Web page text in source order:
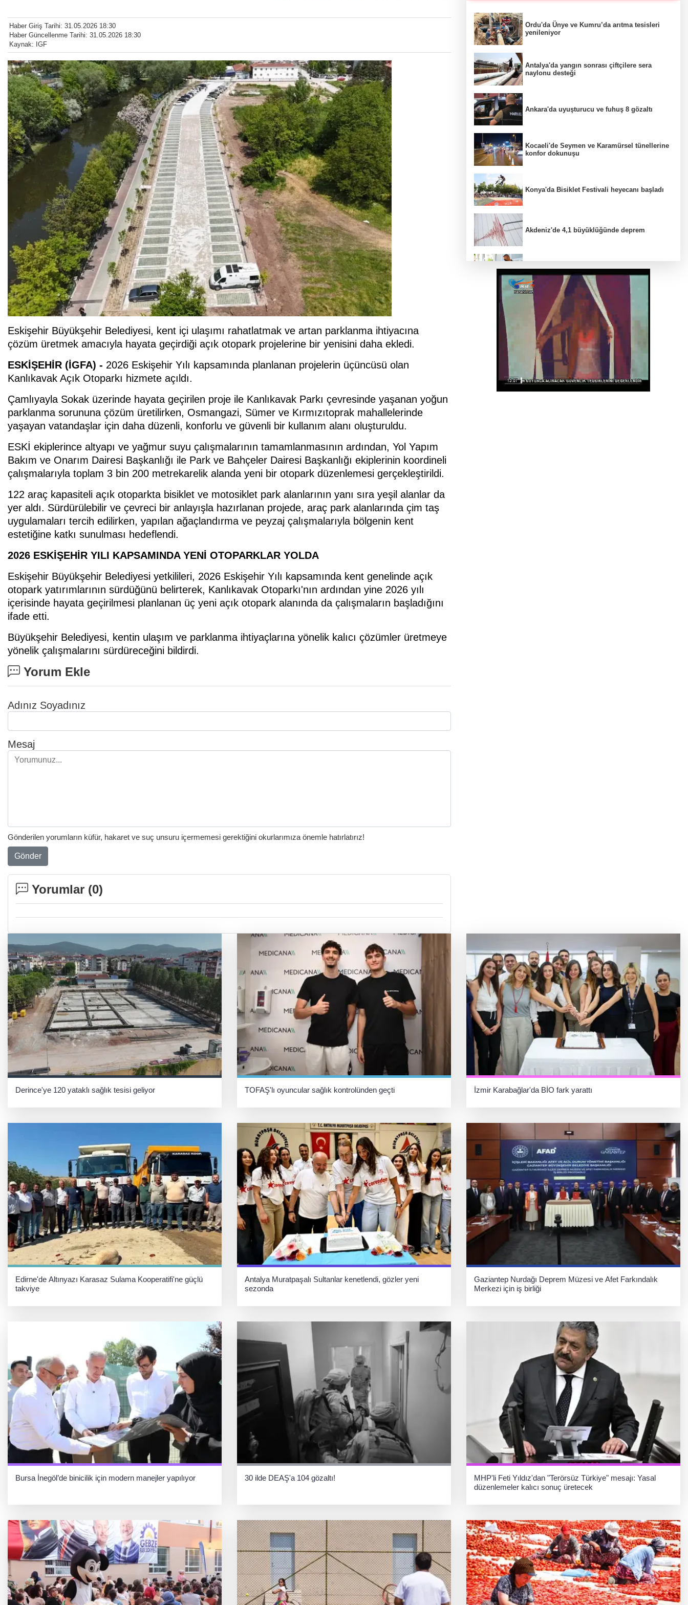
Haber Giriş Tarihi: 31.05.2026 18:30
Haber Güncellenme Tarihi: 31.05.2026 18:30
Kaynak: IGF
Eskişehir Büyükşehir Belediyesi, kent içi ulaşımı rahatlatmak ve artan parklanma ihtiyacına
çözüm üretmek amacıyla hayata geçirdiği açık otopark projelerine bir yenisini daha ekledi.
ESKİŞEHİR (İGFA) - 2026 Eskişehir Yılı kapsamında planlanan projelerin üçüncüsü olan
Kanlıkavak Açık Otoparkı hizmete açıldı.
Çamlıyayla Sokak üzerinde hayata geçirilen proje ile Kanlıkavak Parkı çevresinde yaşanan yoğun
parklanma sorununa çözüm üretilirken, Osmangazi, Sümer ve Kırmızıtoprak mahallelerinde
yaşayan vatandaşlar için daha düzenli, konforlu ve güvenli bir kullanım alanı oluşturuldu.
ESKİ ekiplerince altyapı ve yağmur suyu çalışmalarının tamamlanmasının ardından, Yol Yapım
Bakım ve Onarım Dairesi Başkanlığı ile Park ve Bahçeler Dairesi Başkanlığı ekiplerinin koordineli
çalışmalarıyla toplam 3 bin 200 metrekarelik alanda yeni bir otopark düzenlemesi gerçekleştirildi.
122 araç kapasiteli açık otoparkta bisiklet ve motosiklet park alanlarının yanı sıra yeşil alanlar da
yer aldı. Sürdürülebilir ve çevreci bir anlayışla hazırlanan projede, araç park alanlarında çim taş
uygulamaları tercih edilirken, yapılan ağaçlandırma ve peyzaj çalışmalarıyla bölgenin kent
estetiğine katkı sunulması hedeflendi.
2026 ESKİŞEHİR YILI KAPSAMINDA YENİ OTOPARKLAR YOLDA
Eskişehir Büyükşehir Belediyesi yetkilileri, 2026 Eskişehir Yılı kapsamında kent genelinde açık
otopark yatırımlarının sürdüğünü belirterek, Kanlıkavak Otoparkı'nın ardından yine 2026 yılı
içerisinde hayata geçirilmesi planlanan üç yeni açık otopark alanında da çalışmaların başladığını
ifade etti.
Büyükşehir Belediyesi, kentin ulaşım ve parklanma ihtiyaçlarına yönelik kalıcı çözümler üretmeye
yönelik çalışmalarını sürdüreceğini bildirdi.
Yorum Ekle
Adınız Soyadınız
Mesaj
Gönderilen yorumların küfür, hakaret ve suç unsuru içermemesi gerektiğini okurlarımıza önemle hatırlatırız!
Gönder
Yorumlar (0)
Ordu'da Ünye ve Kumru’da arıtma tesisleri
yenileniyor
Antalya'da yangın sonrası çiftçilere sera
naylonu desteği
Ankara'da uyuşturucu ve fuhuş 8 gözaltı
Kocaeli'de Seymen ve Karamürsel tünellerine
konfor dokunuşu
Konya'da Bisiklet Festivali heyecanı başladı
Akdeniz'de 4,1 büyüklüğünde deprem
ikram desteği
Bursa'da Aslı Hünel’den 'Açıkhava’da müzik
ziyafeti
Bursa Yıldırım'da çocuklar hem öğreniyor
hem eğleniyor
Bursa ekonomisinde tarihi dönüşüm hamlesi
resmen başladı... TEKNOSAB KOBİ OSB’de
Derince'ye 120 yataklı sağlık tesisi geliyor TOFAŞ'lı oyuncular sağlık kontrolünden geçti İzmir Karabağlar'da BİO fark yarattı
Edirne'de Altınyazı Karasaz Sulama Kooperatifi'ne güçlü
takviye
Antalya Muratpaşalı Sultanlar kenetlendi, gözler yeni
sezonda
Gaziantep Nurdağı Deprem Müzesi ve Afet Farkındalık
Merkezi için iş birliği
Bursa İnegöl’de binicilik için modern manejler yapılıyor 30 ilde DEAŞ'a 104 gözaltı!
MHP'li Feti Yıldız'dan "Terörsüz Türkiye" mesajı: Yasal
düzenlemeler kalıcı sonuç üretecek